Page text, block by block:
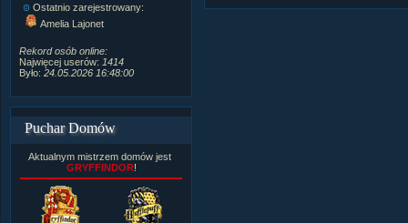
Ostatnio zarejestrowany:
Amelia Lajonet
Rekord osób online:
Najwięcej userów: 1414
Było: 24.05.2026 16:48:00
Puchar Domów
Aktualnym mistrzem domów jest
GRYFFINDOR!